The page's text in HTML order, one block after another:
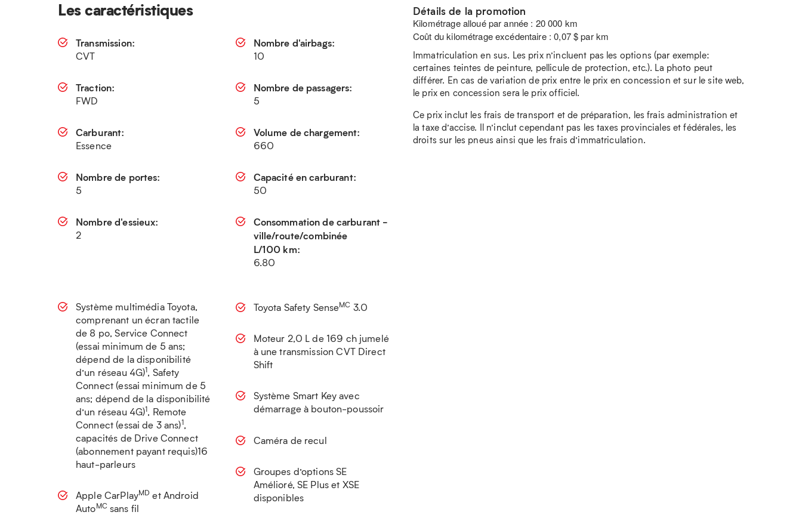
Les caractéristiques
Transmission:
CVT
Traction:
FWD
Carburant:
Essence
Nombre de portes:
5
Nombre d'essieux:
2
Nombre d'airbags:
10
Nombre de passagers:
5
Volume de chargement:
660
Capacité en carburant:
50
Consommation de carburant -
ville/route/combinée
L/100 km:
6.80
Système multimédia Toyota,
comprenant un écran tactile
de 8 po, Service Connect
(essai minimum de 5 ans;
dépend de la disponibilité
d’un réseau 4G)1, Safety
Connect (essai minimum de 5
ans; dépend de la disponibilité
d’un réseau 4G)1, Remote
Connect (essai de 3 ans)1,
capacités de Drive Connect
(abonnement payant requis)16
haut-parleurs
Apple CarPlayMD et Android
AutoMC sans fil
Toyota Safety SenseMC 3.0
Moteur 2,0 L de 169 ch jumelé
à une transmission CVT Direct
Shift
Système Smart Key avec
démarrage à bouton-poussoir
Caméra de recul
Groupes d’options SE
Amélioré, SE Plus et XSE
disponibles
Détails de la promotion
Kilométrage alloué par année : 20 000 km
Coût du kilométrage excédentaire : 0,07 $ par km
Immatriculation en sus. Les prix n’incluent pas les options (par exemple:
certaines teintes de peinture, pellicule de protection, etc.). La photo peut
différer. En cas de variation de prix entre le prix en concession et sur le site web,
le prix en concession sera le prix officiel.
Ce prix inclut les frais de transport et de préparation, les frais administration et
la taxe d’accise. Il n’inclut cependant pas les taxes provinciales et fédérales, les
droits sur les pneus ainsi que les frais d’immatriculation.